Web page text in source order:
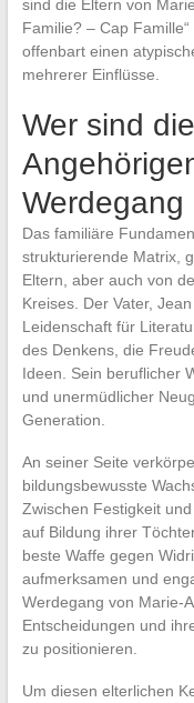
sind die Eltern von
Familie? – Cap
offenbart einen
mehrerer Einflüsse.
Wer sind
Das familiäre
strukturierende Matrix,
Eltern, aber auch von
Kreises. Der Vater,
Leidenschaft für
des Denkens, die
Ideen. Sein beruflicher
und unermüdlicher
Generation.
An seiner Seite
bildungsbewusste
Zwischen Festigkeit
auf Bildung ihrer
beste Waffe gegen
aufmerksamen und
Werdegang von Marie-
Entscheidungen und
zu positionieren.
Um diesen elterlichen